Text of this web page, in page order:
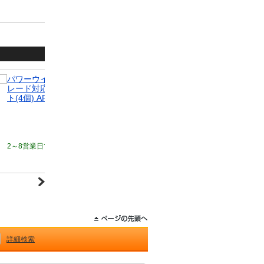
パワーウインドウスイッチカバー トヨタ RAV4 50系 全グ
レード対応 2019年04月～ ブラック ABS製 入数：1セッ
ト(4個) AP-IT1132-BK
2～8営業日で発送予定
詳細検索